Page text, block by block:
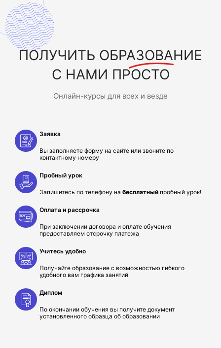
ПОЛУЧИТЬ ОБРАЗОВАНИЕ
С НАМИ ПРОСТО
Онлайн-курсы для всех и везде
Заявка
Вы заполняете форму на сайте или звоните по
контактному номеру
Пробный урок
Запишитесь по телефону на бесплатный пробный урок!
Оплата и рассрочка
При заключении договора и оплате обучения
предоставляем отсрочку платежа
Учитесь удобно
Получайте образование с возможностью гибкого
удобного вам графика занятий
Диплом
По окончании обучения вы получите документ
установленного образца об образовании